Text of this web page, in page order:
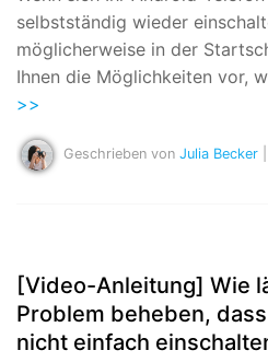
selbstständig wieder
möglicherweise in der
Ihnen die Möglichkeiten vor,
>>
Geschrieben von Julia Becker
[Video-Anleitung] Wie
Problem beheben,
nicht einfach